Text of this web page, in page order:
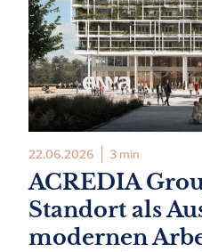
22.06.2026 3 min
ACREDIA
Standort als
modernen